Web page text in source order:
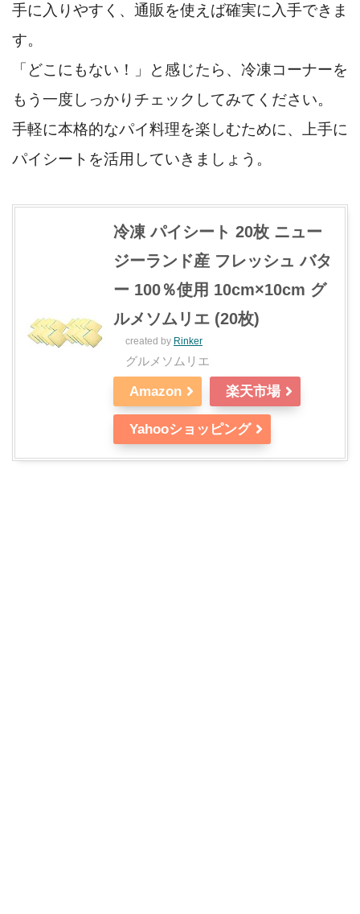
手に入りやすく、通販を使えば確実に入手できま
す。
「どこにもない！」と感じたら、冷凍コーナーを
もう一度しっかりチェックしてみてください。
手軽に本格的なパイ料理を楽しむために、上手に
パイシートを活用していきましょう。
冷凍 パイシート 20枚 ニュー
ジーランド産 フレッシュ バタ
ー 100％使用 10cm×10cm グ
ルメソムリエ (20枚)
created by Rinker
グルメソムリエ
Amazon 楽天市場
Yahooショッピング